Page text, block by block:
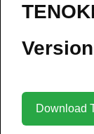
Version